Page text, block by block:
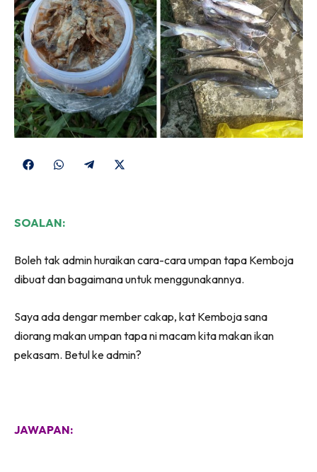
Share
Share
Share
SOALAN:
Boleh tak admin huraikan cara-cara umpan tapa Kemboja
dibuat dan bagaimana untuk menggunakannya.
Saya ada dengar member cakap, kat Kemboja sana
diorang makan umpan tapa ni macam kita makan ikan
pekasam. Betul ke admin?
JAWAPAN: